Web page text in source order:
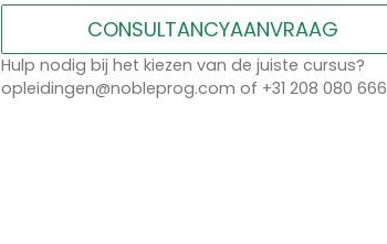
CONSULTANCYAANVRAAG
Hulp nodig bij het kiezen van de juiste cursus?
opleidingen@nobleprog.com of +31 208 080 666